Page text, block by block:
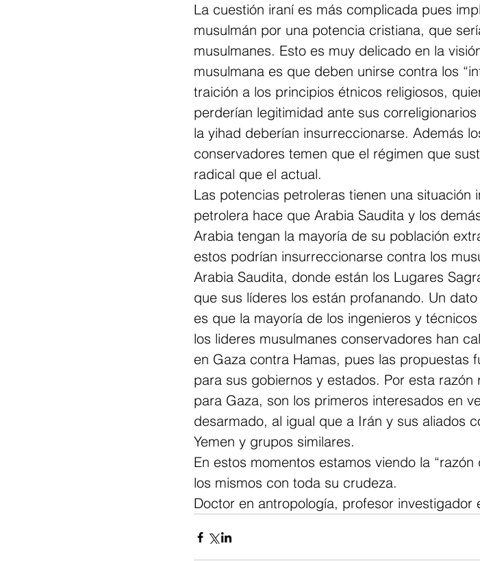
La cuestión iraní es más complicada pues
musulmán por una potencia cristiana, que
musulmanes. Esto es muy delicado en la
musulmana es que deben unirse contra los
traición a los principios étnicos religiosos,
perderían legitimidad ante sus
la yihad deberían insurreccionarse. Además
conservadores temen que el régimen que
radical que el actual.
Las potencias petroleras tienen una situación
petrolera hace que Arabia Saudita y los
Arabia tengan la mayoría de su población
estos podrían insurreccionarse contra los
Arabia Saudita, donde están los Lugares
que sus líderes los están profanando. Un
es que la mayoría de los ingenieros y
los lideres musulmanes conservadores han
en Gaza contra Hamas, pues las propuestas
para sus gobiernos y estados. Por esta razón
para Gaza, son los primeros interesados en
desarmado, al igual que a Irán y sus aliados
Yemen y grupos similares.
En estos momentos estamos viendo la
los mismos con toda su crudeza.
Doctor en antropología, profesor investigador